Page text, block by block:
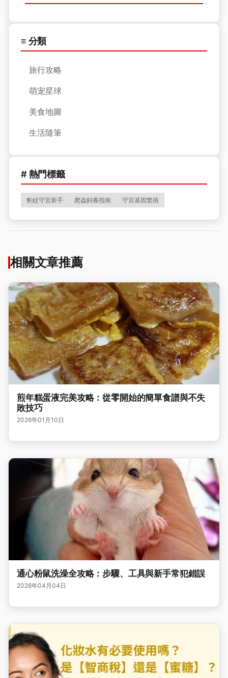
≡ 分類
旅行攻略
萌宠星球
美食地圖
生活隨筆
# 熱門標籤
豹紋守宮新手 爬蟲飼養指南 守宮基因繁殖
相關文章推薦
煎年糕蛋液完美攻略：從零開始的簡單食譜與不失
敗技巧
2026年01月10日
通心粉鼠洗澡全攻略：步驟、工具與新手常犯錯誤
2026年04月04日